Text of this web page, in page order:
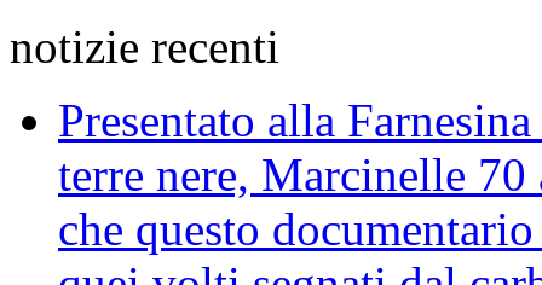
notizie recenti
Presentato alla
terre nere, Marcinelle
che questo